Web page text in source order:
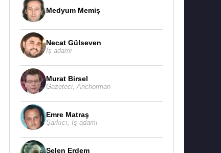
Medyum Memiş
Necat Gülseven
İş adamı
Murat Birsel
Gazeteci Anchorman
Emre Matraş
Şarkıcı İş adamı
Selen Erdem